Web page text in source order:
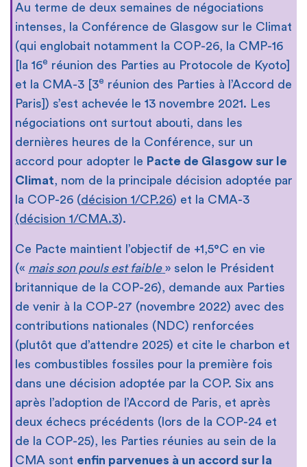
Au terme de deux semaines de négociations
intenses, la Conférence de Glasgow sur le Climat
(qui englobait notamment la COP-26, la CMP-16
[la 16e réunion des Parties au Protocole de Kyoto]
et la CMA-3 [3e réunion des Parties à l’Accord de
Paris]) s’est achevée le 13 novembre 2021. Les
négociations ont surtout abouti, dans les
dernières heures de la Conférence, sur un
accord pour adopter le Pacte de Glasgow sur le
Climat, nom de la principale décision adoptée par
la COP-26 (décision 1/CP.26) et la CMA-3
(décision 1/CMA.3).
Ce Pacte maintient l’objectif de +1,5°C en vie
(« mais son pouls est faible » selon le Président
britannique de la COP-26), demande aux Parties
de venir à la COP-27 (novembre 2022) avec des
contributions nationales (NDC) renforcées
(plutôt que d’attendre 2025) et cite le charbon et
les combustibles fossiles pour la première fois
dans une décision adoptée par la COP. Six ans
après l’adoption de l’Accord de Paris, et après
deux échecs précédents (lors de la COP-24 et
de la COP-25), les Parties réunies au sein de la
CMA sont enfin parvenues à un accord sur la